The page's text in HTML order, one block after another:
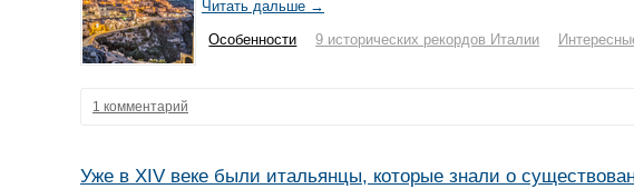
Читать дальше →
Особенности
9 исторических рекордов Италии
1 комментарий
Уже в XIV веке были итальянцы, которые знали о